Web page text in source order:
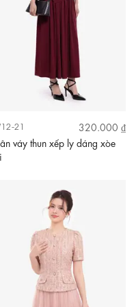
21
320.000 ₫
váy thun xếp ly dáng xòe